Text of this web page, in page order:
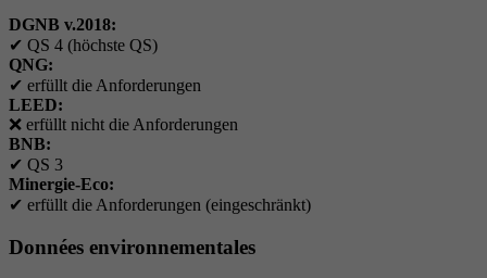
DGNB v.2018:
✔ QS 4 (höchste QS)
QNG:
✔ erfüllt die Anforderungen
LEED:
❌ erfüllt nicht die Anforderungen
BNB:
✔ QS 3
Minergie-Eco:
✔ erfüllt die Anforderungen (eingeschränkt)
Données environnementales